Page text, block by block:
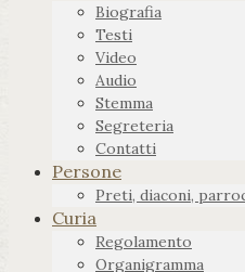
Biografia
Testi
Video
Audio
Stemma
Segreteria
Contatti
Persone
Preti, diaconi,
Curia
Regolamento
Organigramma